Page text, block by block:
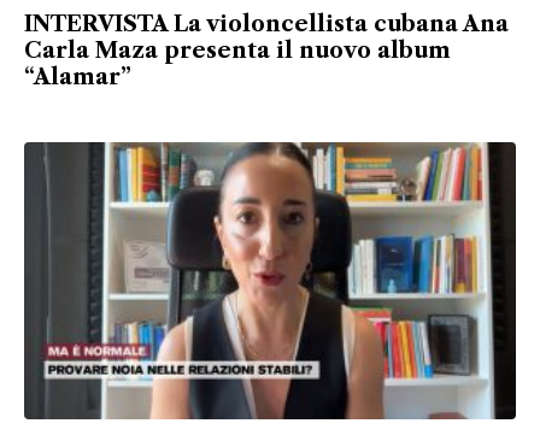
INTERVISTA La violoncellista cubana Ana
Carla Maza presenta il nuovo album
“Alamar”